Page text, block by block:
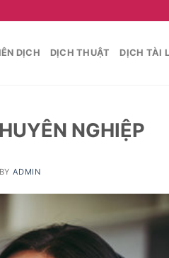
DỊCH DỊCH THUẬT DỊCH TÀI
NGHIỆP
BY ADMIN